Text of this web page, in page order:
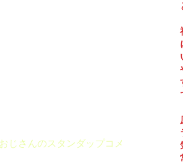
じさんのスタンダップコメ